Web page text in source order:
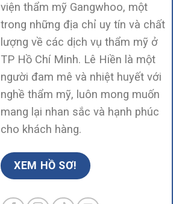
viện thẩm mỹ Gangwhoo, một
trong những địa chỉ uy tín và chất
lượng về các dịch vụ thẩm mỹ ở
TP Hồ Chí Minh. Lê Hiền là một
người đam mê và nhiệt huyết với
nghề thẩm mỹ, luôn mong muốn
mang lại nhan sắc và hạnh phúc
cho khách hàng.
XEM HỒ SƠ!